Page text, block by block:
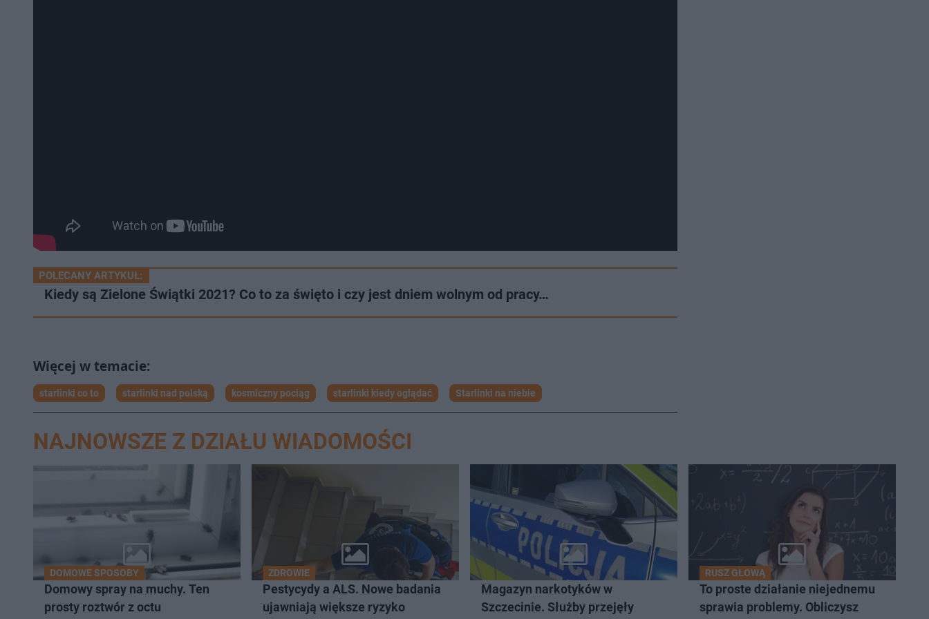
POLECANY ARTYKUŁ:
Kiedy są Zielone Świątki 2021? Co to za święto i czy jest dniem wolnym od pracy…
starlinki co to starlinki nad polską kosmiczny pociąg starlinki kiedy oglądać Starlinki na niebie
NAJNOWSZE Z DZIAŁU WIADOMOŚCI
DOMOWE SPOSOBY
Domowy spray na muchy. Ten
prosty roztwór z octu
ZDROWIE
Pestycydy a ALS. Nowe badania
ujawniają większe ryzyko
Magazyn narkotyków w
Szczecinie. Służby przejęły
RUSZ GŁOWĄ
To proste działanie niejednemu
sprawia problemy. Obliczysz